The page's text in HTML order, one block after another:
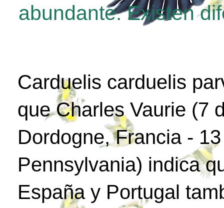
abundante. Existen
Carduelis carduelis
que Charles Vaurie (7
Dordogne, Francia -
Pennsylvania) indica
España y Portugal